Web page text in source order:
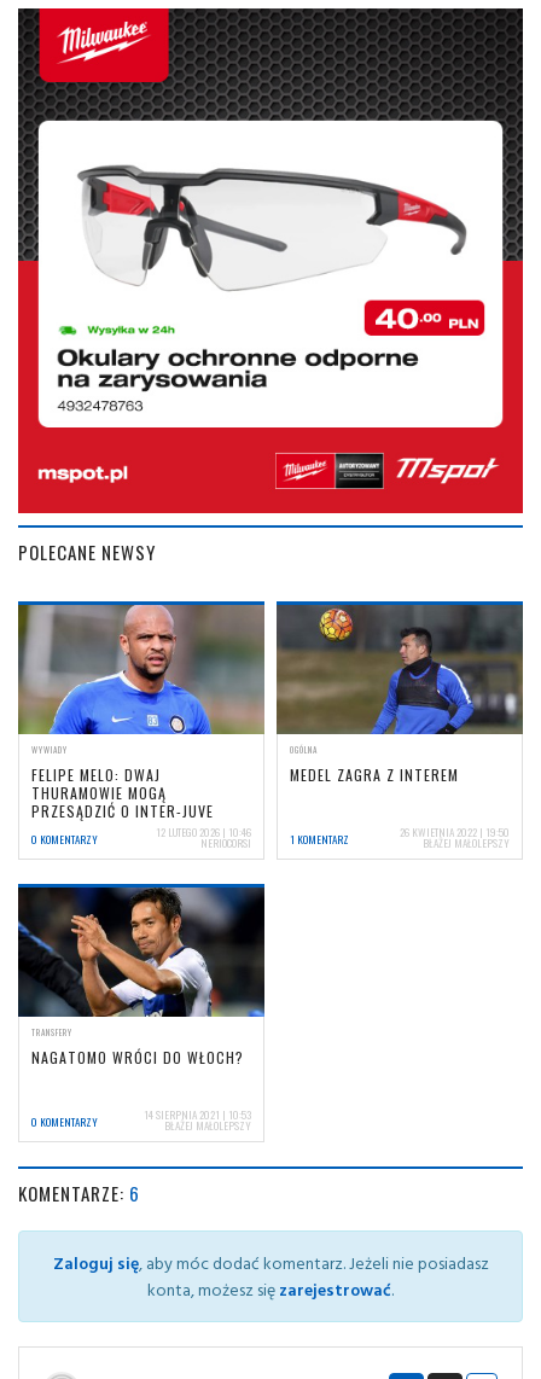
POLECANE NEWSY
WYWIADY
FELIPE MELO: DWAJ
THURAMOWIE MOGĄ
PRZESĄDZIĆ O INTER-JUVE
0 KOMENTARZY 12 LUTEGO 2026 | 10:46
NERIOCORSI
OGÓLNA
MEDEL ZAGRA Z INTEREM
1 KOMENTARZ 26 KWIETNIA 2022 | 19:50
BŁAŻEJ MAŁOLEPSZY
TRANSFERY
NAGATOMO WRÓCI DO WŁOCH?
0 KOMENTARZY 14 SIERPNIA 2021 | 10:53
BŁAŻEJ MAŁOLEPSZY
KOMENTARZE: 6
Zaloguj się, aby móc dodać komentarz. Jeżeli nie posiadasz
konta, możesz sięzarejestrować.